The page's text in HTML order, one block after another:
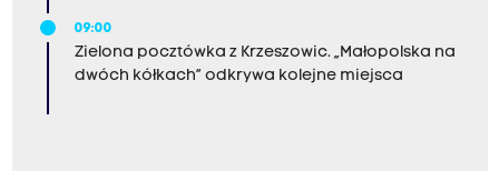
09:00
Zielona pocztówka z Krzeszowic. „Małopolska na
dwóch kółkach” odkrywa kolejne miejsca